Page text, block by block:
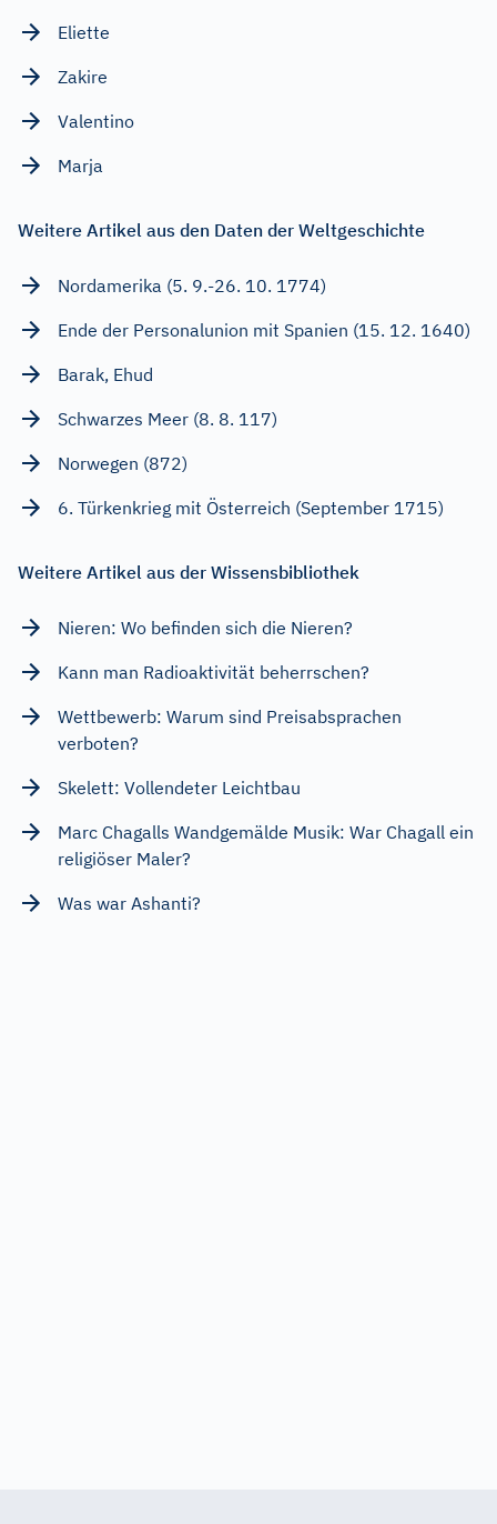
Eliette
Zakire
Valentino
Marja
Weitere Artikel aus den Daten der Weltgeschichte
Nordamerika (5. 9.-26. 10. 1774)
Ende der Personalunion mit Spanien (15. 12. 1640)
Barak, Ehud
Schwarzes Meer (8. 8. 117)
Norwegen (872)
6. Türkenkrieg mit Österreich (September 1715)
Weitere Artikel aus der Wissensbibliothek
Nieren: Wo befinden sich die Nieren?
Kann man Radioaktivität beherrschen?
Wettbewerb: Warum sind Preisabsprachen
verboten?
Skelett: Vollendeter Leichtbau
Marc Chagalls Wandgemälde Musik: War Chagall ein
religiöser Maler?
Was war Ashanti?